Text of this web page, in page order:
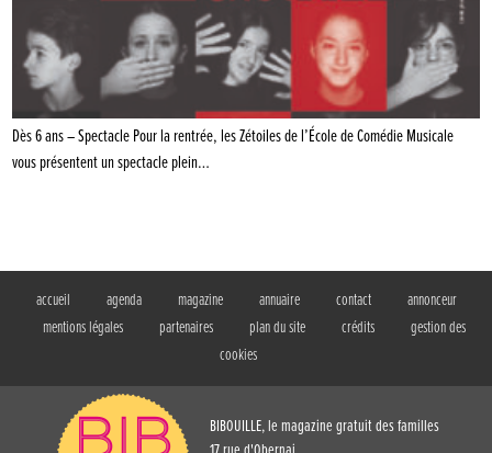
Dès 6 ans – Spectacle Pour la rentrée, les Zétoiles de l’École de Comédie Musicale
vous présentent un spectacle plein…
accueil agenda magazine annuaire contact
annonceur
mentions légales
partenaires plan du site crédits
gestion des
cookies
BIBOUILLE, le magazine gratuit des familles